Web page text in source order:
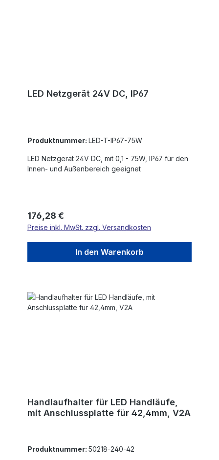
LED Netzgerät 24V DC, IP67
Produktnummer: LED-T-IP67-75W
LED Netzgerät 24V DC, mit 0,1 - 75W, IP67 für den
Innen- und Außenbereich geeignet
Regulärer Preis:
176,28 €
Preise inkl. MwSt. zzgl. Versandkosten
In den Warenkorb
Handlaufhalter für LED Handläufe,
mit Anschlussplatte für 42,4mm, V2A
Produktnummer: 50218-240-42